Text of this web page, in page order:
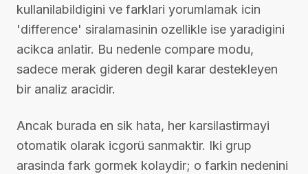
kullanilabildigini ve farklari yorumlamak icin
'difference' siralamasinin ozellikle ise yaradigini
acikca anlatir. Bu nedenle compare modu,
sadece merak gideren degil karar destekleyen
bir analiz aracidir.
Ancak burada en sik hata, her karsilastirmayi
otomatik olarak icgorü sanmaktir. Iki grup
arasinda fark gormek kolaydir; o farkin nedenini